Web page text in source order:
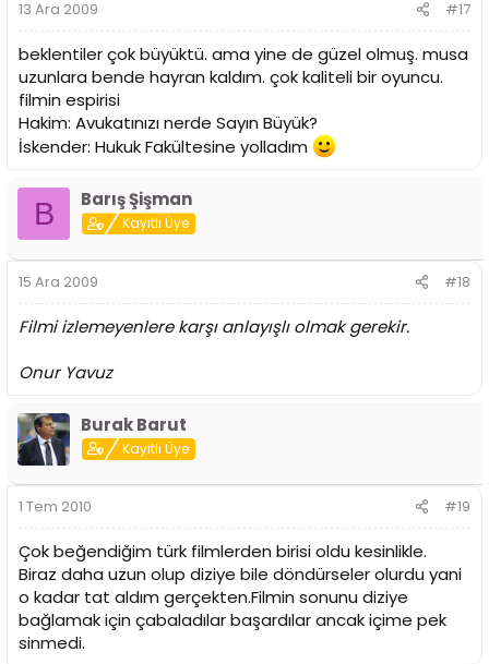
13 Ara 2009 #17
beklentiler çok büyüktü. ama yine de güzel olmuş. musa
uzunlara bende hayran kaldım. çok kaliteli bir oyuncu.
filmin espirisi
Hakim: Avukatınızı nerde Sayın Büyük?
İskender: Hukuk Fakültesine yolladım
B Barış Şişman
Kayıtlı Üye
15 Ara 2009 #18
Filmi izlemeyenlere karşı anlayışlı olmak gerekir.
Onur Yavuz
Burak Barut
Kayıtlı Üye
1 Tem 2010 #19
Çok beğendiğim türk filmlerden birisi oldu kesinlikle.
Biraz daha uzun olup diziye bile döndürseler olurdu yani
o kadar tat aldım gerçekten.Filmin sonunu diziye
bağlamak için çabaladılar başardılar ancak içime pek
sinmedi.